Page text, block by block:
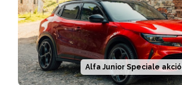
Alfa Junior Speciale akció